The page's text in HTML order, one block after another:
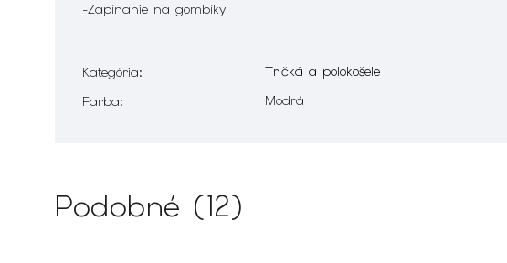
-Zapínanie na gombíky
Kategória:
Tričká a polokošele
Farba: Modrá
Podobné (12)